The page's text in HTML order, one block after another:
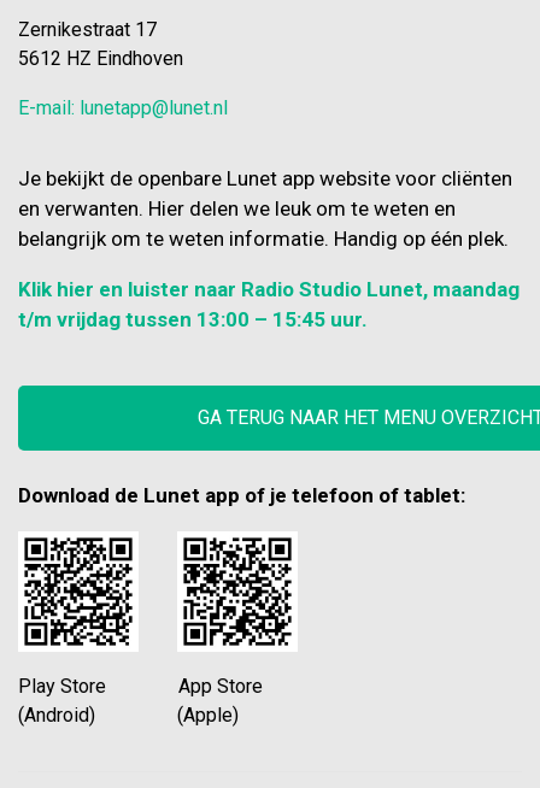
Zernikestraat 17
5612 HZ Eindhoven
E-mail: lunetapp@lunet.nl
Je bekijkt de openbare Lunet app website voor cliënten
en verwanten. Hier delen we leuk om te weten en
belangrijk om te weten informatie. Handig op één plek.
Klik hier en luister naar Radio Studio Lunet, maandag
t/m vrijdag tussen 13:00 – 15:45 uur.
GA TERUG NAAR HET MENU
Download de Lunet app of je telefoon of tablet:
Play Store App Store
(Android) (Apple)